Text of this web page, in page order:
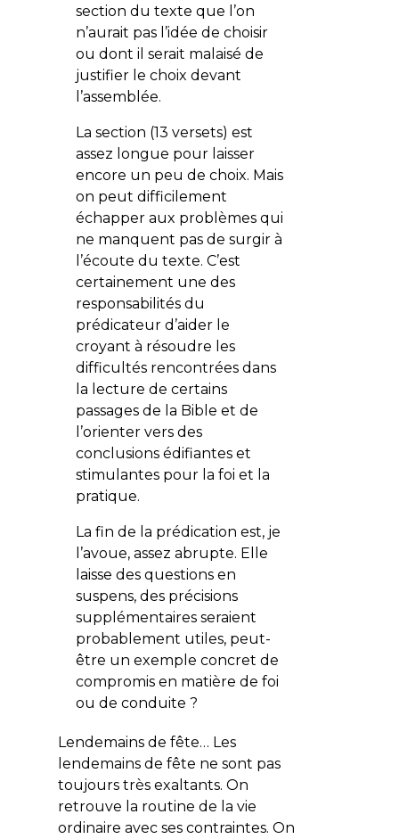
section du texte que l’on
n’aurait pas l’idée de choisir
ou dont il serait malaisé de
justifier le choix devant
l’assemblée.
La section (13 versets) est
assez longue pour laisser
encore un peu de choix. Mais
on peut difficilement
échapper aux problèmes qui
ne manquent pas de surgir à
l’écoute du texte. C’est
certainement une des
responsabilités du
prédicateur d’aider le
croyant à résoudre les
difficultés rencontrées dans
la lecture de certains
passages de la Bible et de
l’orienter vers des
conclusions édifiantes et
stimulantes pour la foi et la
pratique.
La fin de la prédication est, je
l’avoue, assez abrupte. Elle
laisse des questions en
suspens, des précisions
supplémentaires seraient
probablement utiles, peut-
être un exemple concret de
compromis en matière de foi
ou de conduite ?
Lendemains de fête… Les
lendemains de fête ne sont pas
toujours très exaltants. On
retrouve la routine de la vie
ordinaire avec ses contraintes. On